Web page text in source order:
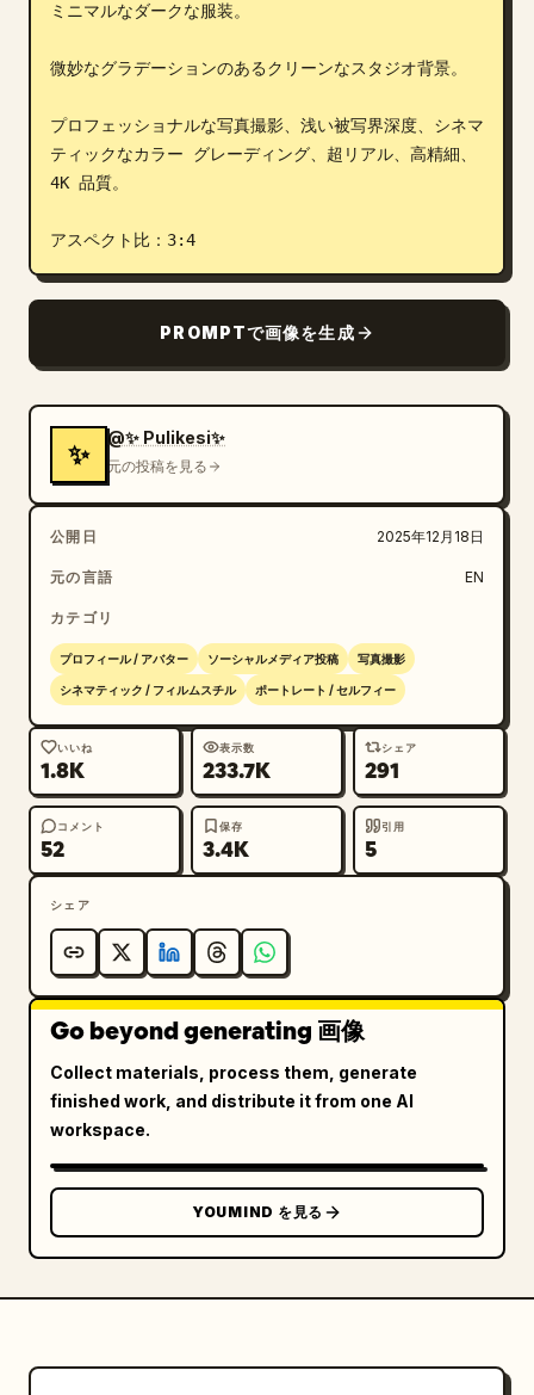
ミニマルなダークな服装。
微妙なグラデーションのあるクリーンなスタジオ背景。
プロフェッショナルな写真撮影、浅い被写界深度、シネマ
ティックなカラー グレーディング、超リアル、高精細、
4K 品質。
アスペクト比：3:4
PROMPTで画像を生成
✨
@✨ Pulikesi✨
元の投稿を見る
公開日 2025年12月18日
元の言語 EN
カテゴリ
プロフィール / アバター ソーシャルメディア投稿 写真撮影
シネマティック / フィルムスチル ポートレート / セルフィー
いいね
1.8K
表示数
233.7K
シェア
291
コメント
52
保存
3.4K
引用
5
シェア
Go beyond generating 画像
Collect materials, process them, generate
finished work, and distribute it from one AI
workspace.
YOUMIND を見る